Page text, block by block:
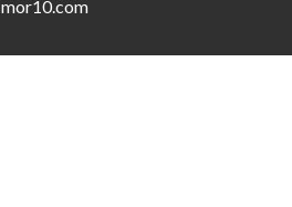
mor10.com